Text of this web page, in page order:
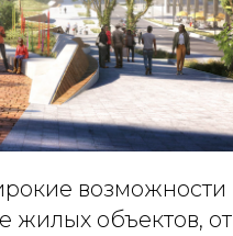
возможности
жилых объектов, от